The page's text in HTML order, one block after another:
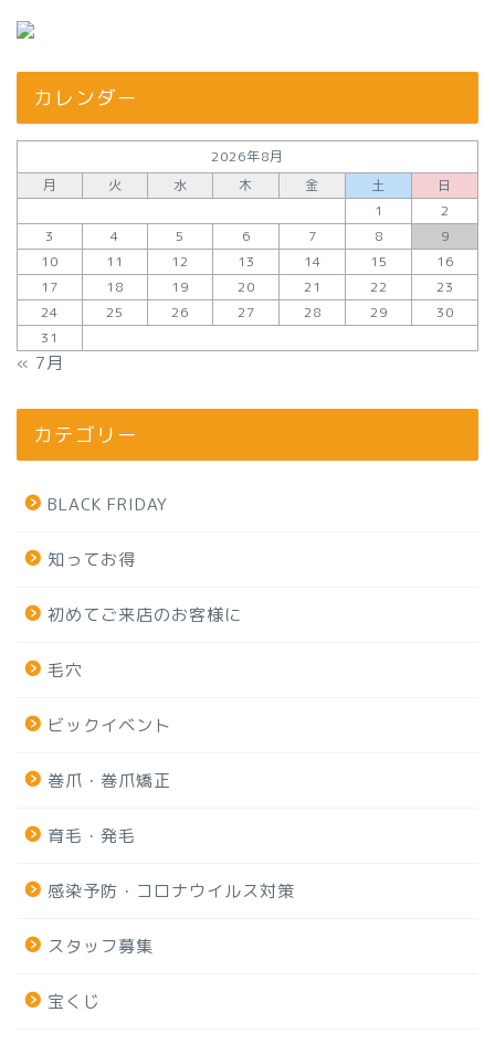
カレンダー
2026年8月
月
火 水 木 金 土
日
1
2
3
4 5 6 7 8
9
10
11 12 13 14 15
16
17
18 19 20 21 22
23
24
25 26 27 28 29
30
31
« 7月
カテゴリー
BLACK FRIDAY
知ってお得
初めてご来店のお客様に
毛穴
ビックイベント
巻爪・巻爪矯正
育毛・発毛
感染予防・コロナウイルス対策
スタッフ募集
宝くじ